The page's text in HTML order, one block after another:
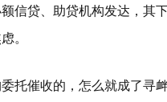
信贷、助贷机构发达，其
。
托催收的，怎么就成了寻